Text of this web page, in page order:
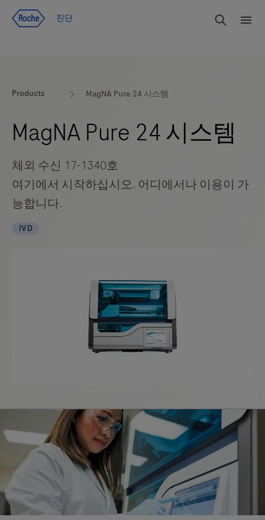
진단
Products MagNA Pure 24 시스템
MagNA Pure 24 시스템
체외 수신 17-1340호
여기에서 시작하십시오. 어디에서나 이용이 가
능합니다.
IVD